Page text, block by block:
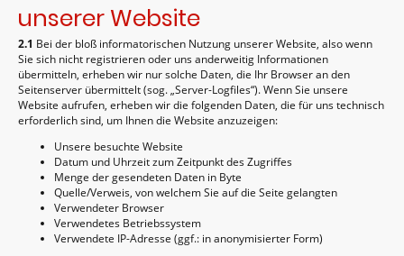
unserer Website
2.1 Bei der bloß informatorischen Nutzung unserer Website, also wenn
Sie sich nicht registrieren oder uns anderweitig Informationen
übermitteln, erheben wir nur solche Daten, die Ihr Browser an den
Seitenserver übermittelt (sog. „Server-Logfiles“). Wenn Sie unsere
Website aufrufen, erheben wir die folgenden Daten, die für uns technisch
erforderlich sind, um Ihnen die Website anzuzeigen:
Unsere besuchte Website
Datum und Uhrzeit zum Zeitpunkt des Zugriffes
Menge der gesendeten Daten in Byte
Quelle/Verweis, von welchem Sie auf die Seite gelangten
Verwendeter Browser
Verwendetes Betriebssystem
Verwendete IP-Adresse (ggf.: in anonymisierter Form)